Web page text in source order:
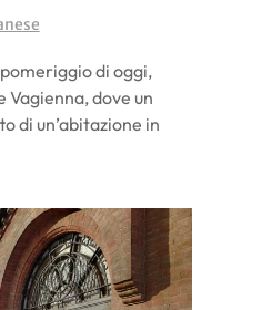
di oggi,
Vagienna, dove un
di un’abitazione in